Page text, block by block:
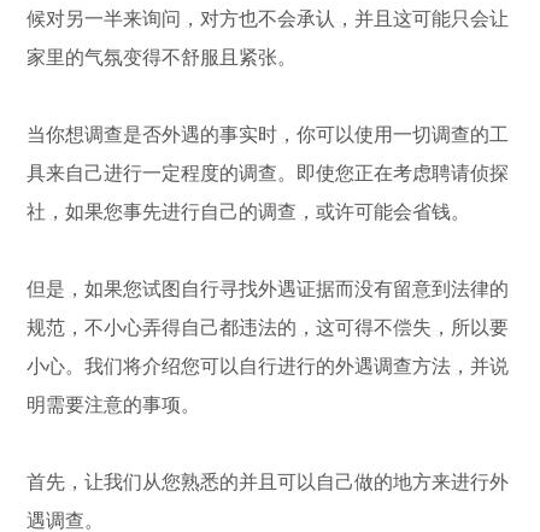
候对另一半来询问，对方也不会承认，并且这可能只会让
家里的气氛变得不舒服且紧张。
当你想调查是否外遇的事实时，你可以使用一切调查的工
具来自己进行一定程度的调查。即使您正在考虑聘请侦探
社，如果您事先进行自己的调查，或许可能会省钱。
但是，如果您试图自行寻找外遇证据而没有留意到法律的
规范，不小心弄得自己都违法的，这可得不偿失，所以要
小心。我们将介绍您可以自行进行的外遇调查方法，并说
明需要注意的事项。
首先，让我们从您熟悉的并且可以自己做的地方来进行外
遇调查。